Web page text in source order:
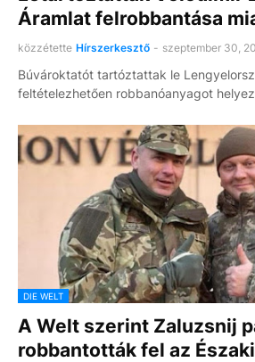
Áramlat felrobbantása
közzétette Hírszerkesztő - szeptember 30,
Búvároktatót tartóztattak le
feltételezhetően robbanóanyagot
DIE WELT
A Welt szerint Zaluzsnij
robbantották fel az